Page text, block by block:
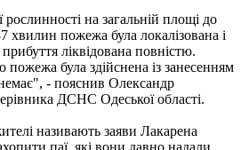
на загальній площі до
хвилин пожежа була локалізована і
ліквідована повністю.
пожежа була здійснена із занесенням
- пояснив Олександр
ДСНС Одеської області.
називають заяви Лакарена
паї, які вони давно надали